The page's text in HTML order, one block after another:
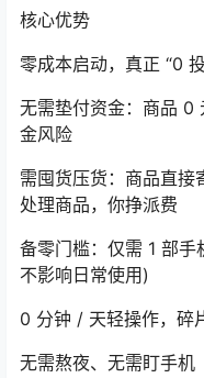
核心优势
零成本启动，真正 “0
无需垫付资金：商品 0
金风险
需囤货压货：商品直接
处理商品，你挣派费
备零门槛：仅需 1 部手
不影响日常使用)
0 分钟 / 天轻操作，碎
无需熬夜、无需盯手机